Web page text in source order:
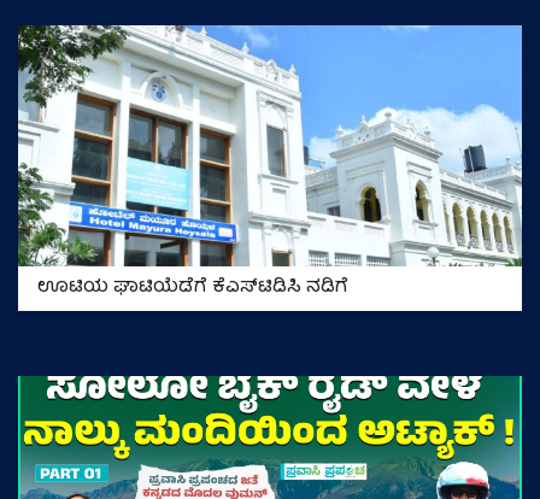
ಊಟಿಯ ಘಾಟಿಯೆಡೆಗೆ ಕೆಎಸ್‌ಟಿಡಿಸಿ ನಡಿಗೆ